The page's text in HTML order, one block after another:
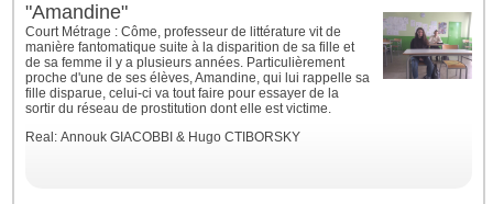
"Amandine"
Court Métrage : Côme, professeur de littérature vit de
manière fantomatique suite à la disparition de sa fille et
de sa femme il y a plusieurs années. Particulièrement
proche d'une de ses élèves, Amandine, qui lui rappelle sa
fille disparue, celui-ci va tout faire pour essayer de la
sortir du réseau de prostitution dont elle est victime.
Real: Annouk GIACOBBI & Hugo CTIBORSKY